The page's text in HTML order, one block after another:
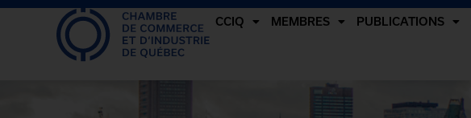
CCIQ MEMBRES PUBLICATIONS